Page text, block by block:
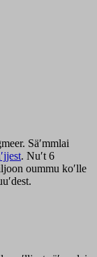
Säʹmmlai
. Nuʹt 6
oummu koʹlle